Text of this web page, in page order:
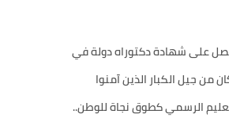
على شهادة دكتوراه دولة في
من جيل الكبار الذين آمنوا
الرسمي كطوق نجاة للوطن..